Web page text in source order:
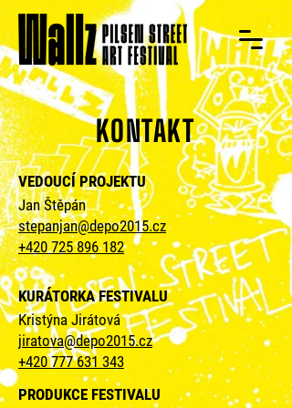
KONTAKT
VEDOUCÍ PROJEKTU
Jan Štěpán
stepanjan@depo2015.cz
+420 725 896 182
KURÁTORKA FESTIVALU
Kristýna Jirátová
jiratova@depo2015.cz
+420 777 631 343
PRODUKCE FESTIVALU